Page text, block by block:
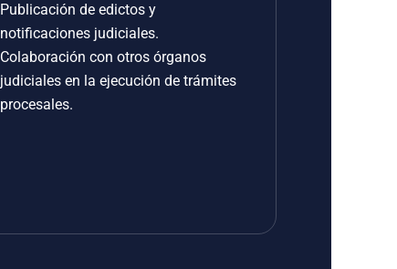
Publicación de edictos y
notificaciones judiciales.
Colaboración con otros órganos
judiciales en la ejecución de trámites
procesales.